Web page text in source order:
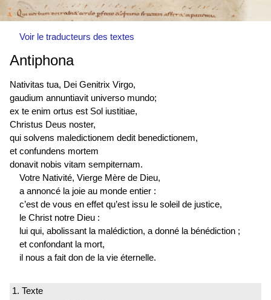
Voir le traducteurs des textes
Antiphona
Nativitas tua, Dei Genitrix Virgo,
gaudium annuntiavit universo mundo;
ex te enim ortus est Sol iustitiae,
Christus Deus noster,
qui solvens maledictionem dedit benedictionem,
et confundens mortem
donavit nobis vitam sempiternam.
Votre Nativité, Vierge Mère de Dieu,
a annoncé la joie au monde entier :
c’est de vous en effet qu’est issu le soleil de justice,
le Christ notre Dieu :
lui qui, abolissant la malédiction, a donné la bénédiction ;
et confondant la mort,
il nous a fait don de la vie éternelle.
1. Texte